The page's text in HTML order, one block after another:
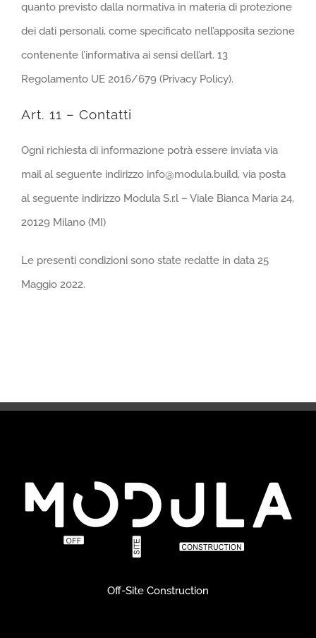
quanto previsto dalla normativa in materia di protezione
dei dati personali, come specificato nell’apposita sezione
contenente l’informativa ai sensi dell’art. 13
Regolamento UE 2016/679 (Privacy Policy).
Art. 11 – Contatti
Ogni richiesta di informazione potrà essere inviata via
mail al seguente indirizzo info@modula.build, via posta
al seguente indirizzo Modula S.r.l – Viale Bianca Maria 24,
20129 Milano (MI)
Le presenti condizioni sono state redatte in data 25
Maggio 2022.
Off-Site Construction